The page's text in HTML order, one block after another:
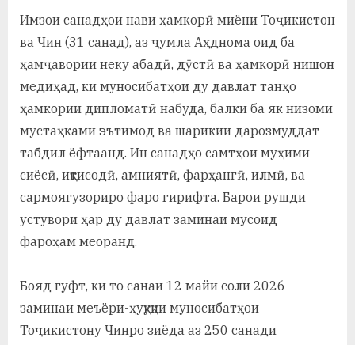
Имзои санадҳои нави ҳамкорӣ миёни Тоҷикистон
ва Чин (31 санад), аз ҷумла Аҳднома оид ба
ҳамҷавории неку абадӣ, дӯстӣ ва ҳамкорӣ нишон
медиҳад, ки муносибатҳои ду давлат танҳо
ҳамкории дипломатӣ набуда, балки ба як низоми
мустаҳками эътимод ва шарикии дарозмуддат
табдил ёфтаанд. Ин санадҳо самтҳои муҳими
сиёсӣ, иқтисодӣ, амниятӣ, фарҳангӣ, илмӣ, ва
сармоягузориро фаро гирифта. Барои рушди
устувори ҳар ду давлат заминаи мусоид
фароҳам меоранд.
Бояд гуфт, ки то санаи 12 майи соли 2026
заминаи меъёри-ҳуқуқии муносибатҳои
Тоҷикистону Чинро зиёда аз 250 санади